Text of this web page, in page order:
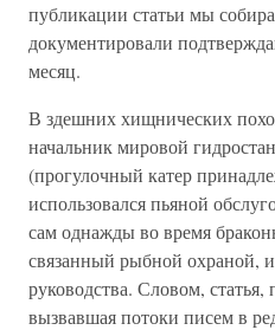
публикации статьи мы
документировали
месяц.
В здешних хищнических
начальник мировой
(прогулочный катер
использовался пьяной
сам однажды во время
связанный рыбной охраной,
руководства. Словом,
вызвавшая потоки писем в